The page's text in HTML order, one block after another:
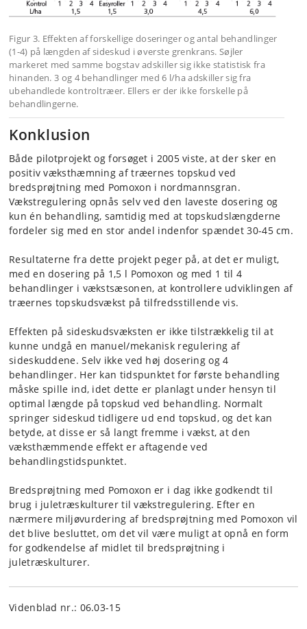
Figur 3. Effekten af forskellige doseringer og antal behandlinger
(1-4) på længden af sideskud i øverste grenkrans. Søjler
markeret med samme bogstav adskiller sig ikke statistisk fra
hinanden. 3 og 4 behandlinger med 6 l/ha adskiller sig fra
ubehandlede kontroltræer. Ellers er der ikke forskelle på
behandlingerne.
Konklusion
Både pilotprojekt og forsøget i 2005 viste, at der sker en
positiv væksthæm­ning af træernes topskud ved
bredsprøjtning med Pomoxon i nordmannsgran.
Vækstregulering opnås selv ved den laveste dosering og
kun én behandling, samtidig med at topskudslængderne
fordeler sig med en stor andel indenfor spændet 30-45 cm.
Resultaterne fra dette projekt peger på, at det er muligt,
med en dosering på 1,5 l Pomoxon og med 1 til 4
behandlinger i vækstsæsonen, at kontrollere udviklingen af
træernes topskudsvækst på tilfredsstillende vis.
Effekten på sideskudsvæksten er ikke tilstrækkelig til at
kunne undgå en manuel/mekanisk regulering af
sideskuddene. Selv ikke ved høj dosering og 4
behandlinger. Her kan tidspunktet for første behandling
måske spille ind, idet dette er planlagt under hensyn til
optimal længde på topskud ved behandling. Normalt
springer sideskud tidligere ud end topskud, og det kan
betyde, at disse er så langt fremme i vækst, at den
væksthæmmende effekt er aftagende ved
behandlingstidspunktet.
Bredsprøjtning med Pomoxon er i dag ikke godkendt til
brug i juletræskulturer til vækstregulering. Efter en
nærmere miljøvurdering af bredsprøjtning med Pomoxon vil
det blive besluttet, om det vil være muligt at opnå en form
for godkendelse af midlet til bredsprøjtning i
juletræskulturer.
Videnblad nr.: 06.03-15